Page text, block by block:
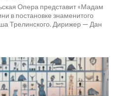
Опера представит «Мадам
в постановке знаменитого
Трелинского. Дирижер — Дан